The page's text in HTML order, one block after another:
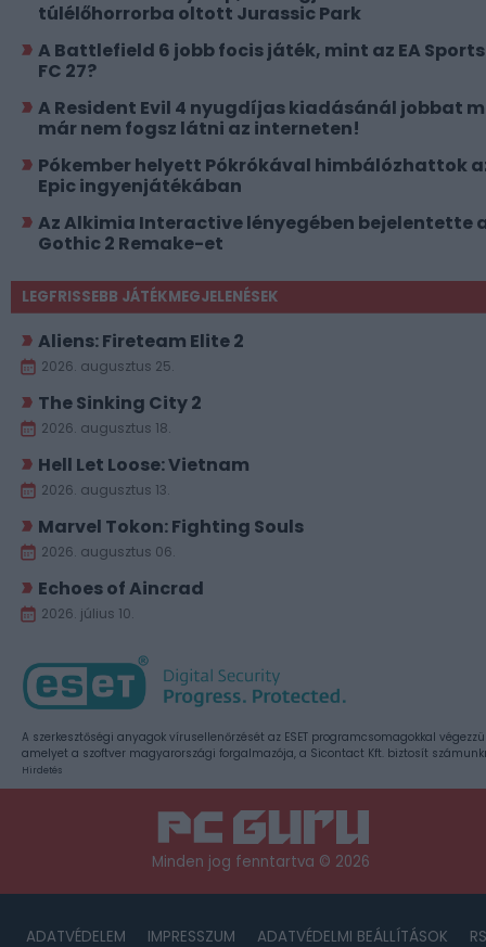
túlélőhorrorba oltott Jurassic Park
A Battlefield 6 jobb focis játék, mint az EA Sports
FC 27?
A Resident Evil 4 nyugdíjas kiadásánál jobbat
már nem fogsz látni az interneten!
Pókember helyett Pókrókával himbálózhattok
Epic ingyenjátékában
Az Alkimia Interactive lényegében bejelentette
Gothic 2 Remake-et
LEGFRISSEBB JÁTÉKMEGJELENÉSEK
Aliens: Fireteam Elite 2
2026. augusztus 25.
The Sinking City 2
2026. augusztus 18.
Hell Let Loose: Vietnam
2026. augusztus 13.
Marvel Tokon: Fighting Souls
2026. augusztus 06.
Echoes of Aincrad
2026. július 10.
A szerkesztőségi anyagok vírusellenőrzését az ESET programcsomagokkal
amelyet a szoftver magyarországi forgalmazója, a Sicontact Kft. biztosít
Hirdetés
Minden jog fenntartva © 2026
ADATVÉDELEM IMPRESSZUM ADATVÉDELMI BEÁLLÍTÁSOK